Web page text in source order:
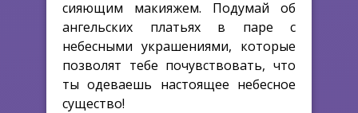
сияющим макияжем. Подумай об
ангельских платьях в паре с
небесными украшениями, которые
позволят тебе почувствовать, что
ты одеваешь настоящее небесное
существо!